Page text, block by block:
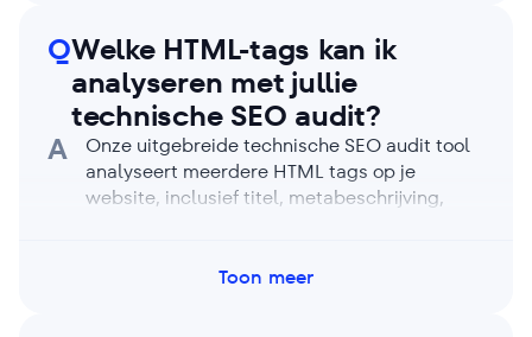
250.000 per account. Met ons Business-
abonnement kun je een onbeperkt aantal
pagina’s per project auditen, liefst 1.000.000
pagina’s per account en meer. Dit zijn
maandelijkse limieten, die elke maand
gereset worden.
QWelke HTML-tags kan ik
analyseren met jullie
technische SEO audit?
A
Onze uitgebreide technische SEO audit tool
analyseert meerdere HTML tags op je
website, inclusief titel, metabeschrijving,
Card, h1-h6 headings, en meer. Het biedt een
Toon meer